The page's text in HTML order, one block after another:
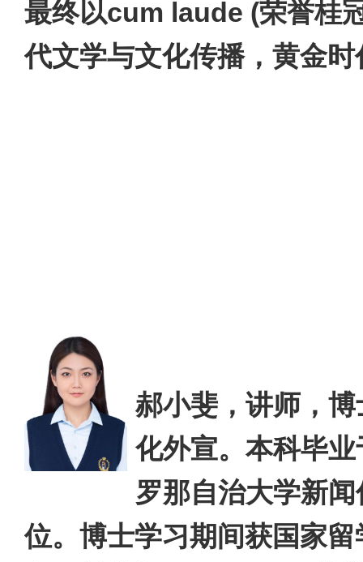
最终以cum laude (荣誉桂
代文学与文化传播，黄金
郝小斐 ， 讲师，博
化外宣。 本科毕
罗那⾃治⼤学新
位。博士学习期间获国家